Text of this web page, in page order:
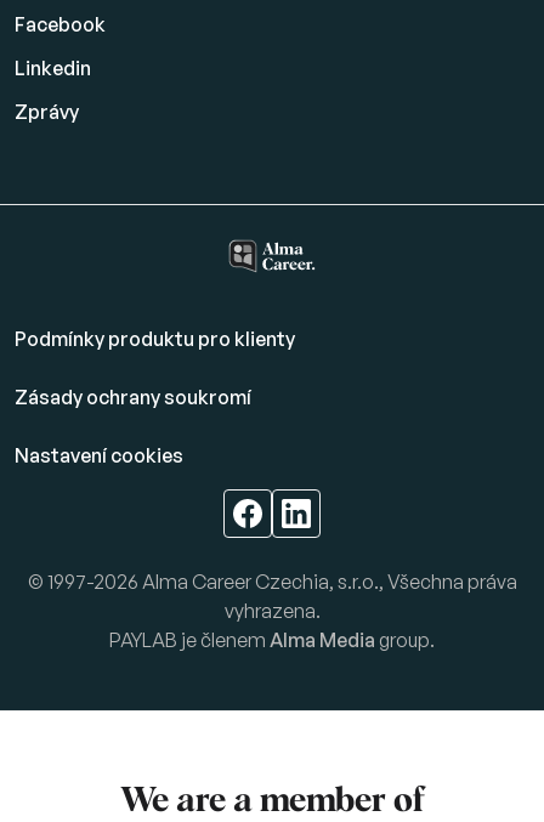
Facebook
Linkedin
Zprávy
Podmínky produktu pro klienty
Zásady ochrany soukromí
Nastavení cookies
© 1997-2026 Alma Career Czechia, s.r.o., Všechna práva
vyhrazena.
PAYLAB je členem Alma Media group.
We are a member of